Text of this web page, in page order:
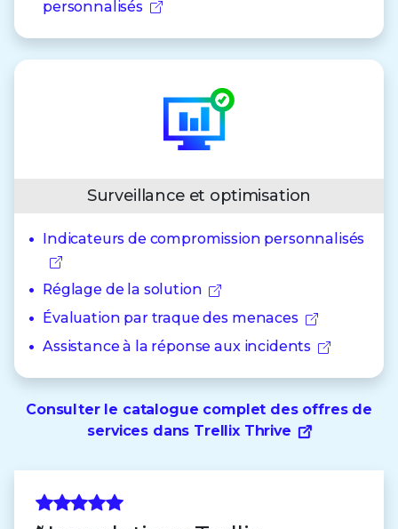
personnalisés
Surveillance et optimisation
Indicateurs de compromission personnalisés
Réglage de la solution
Évaluation par traque des menaces
Assistance à la réponse aux incidents
Consulter le catalogue complet des offres de
services dans Trellix Thrive